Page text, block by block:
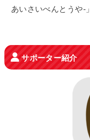
あいさいべんとうや-」
サポーター紹介